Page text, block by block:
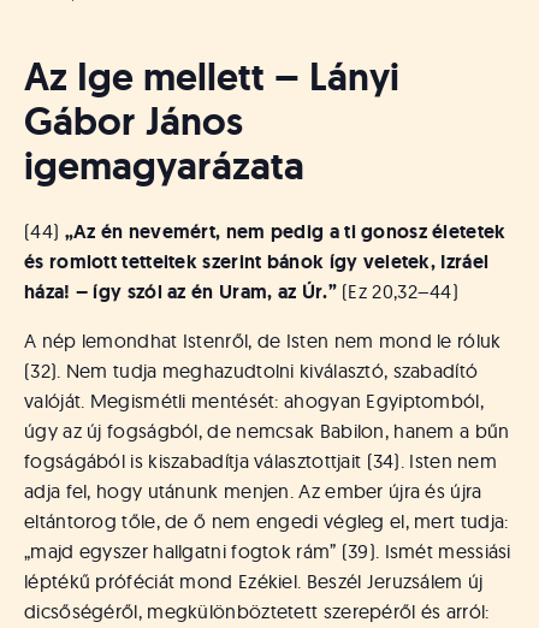
Az Ige mellett – Lányi
Gábor János
igemagyarázata
(44) „Az én nevemért, nem pedig a ti gonosz életetek
és romlott tetteitek szerint bánok így veletek, Izráel
háza! – így szól az én Uram, az Úr.”(Ez 20,32–44)
A nép lemondhat Istenről, de Isten nem mond le róluk
(32). Nem tudja meghazudtolni kiválasztó, szabadító
valóját. Megismétli mentését: ahogyan Egyiptomból,
úgy az új fogságból, de nemcsak Babilon, hanem a bűn
fogságából is kiszabadítja választottjait (34). Isten nem
adja fel, hogy utánunk menjen. Az ember újra és újra
eltántorog tőle, de ő nem engedi végleg el, mert tudja:
„majd egyszer hallgatni fogtok rám” (39). Ismét messiási
léptékű próféciát mond Ezékiel. Beszél Jeruzsálem új
dicsőségéről, megkülönböztetett szerepéről és arról: